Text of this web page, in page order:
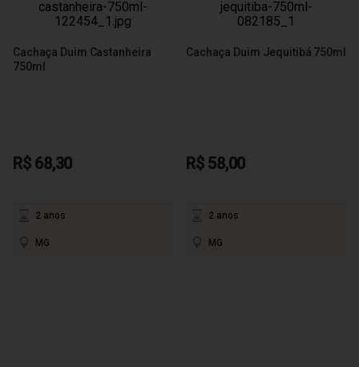
Cachaça Duim Castanheira
750ml
R$ 68,30
2 anos
MG
Cachaça Duim Jequitibá 750ml
R$ 58,00
2 anos
MG